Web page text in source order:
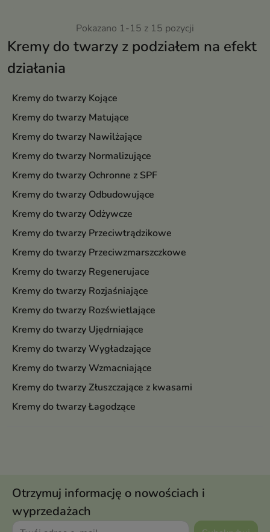
Kremy do twarzy z podziałem na efekt
działania
Kremy do twarzy Kojące
Kremy do twarzy Matujące
Kremy do twarzy Nawilżające
Kremy do twarzy Normalizujące
Kremy do twarzy Ochronne z SPF
Kremy do twarzy Odbudowujące
Kremy do twarzy Odżywcze
Kremy do twarzy Przeciwtrądzikowe
Kremy do twarzy Przeciwzmarszczkowe
Kremy do twarzy Regenerujace
Kremy do twarzy Rozjaśniające
Kremy do twarzy Rozświetlające
Kremy do twarzy Ujędrniające
Kremy do twarzy Wygładzające
Kremy do twarzy Wzmacniające
Kremy do twarzy Złuszczające z kwasami
Kremy do twarzy Łagodzące
Pokazano 1-15 z 15 pozycji
Otrzymuj informację o nowościach i
wyprzedażach